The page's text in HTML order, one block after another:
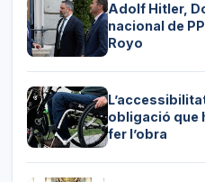
Adolf Hitler,
nacional de
Royo
obligació que
fer l’obra